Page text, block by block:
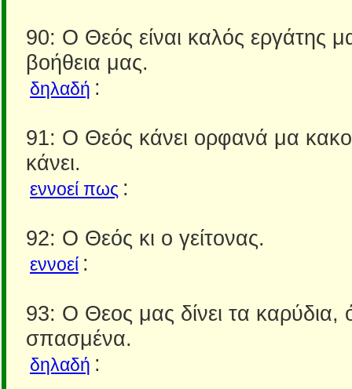
90: Ο Θεός είναι καλός εργάτης
βοήθεια μας.
δηλαδή :
91: Ο Θεός κάνει ορφανά μα
κάνει.
εννοεί πως :
92: Ο Θεός κι ο γείτονας.
εννοεί :
93: Ο Θεος μας δίνει τα καρύδια,
σπασμένα.
δηλαδή :